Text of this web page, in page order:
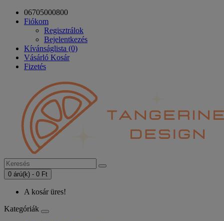
06705000800
Fiókom
Regisztrálok
Bejelentkezés
Kívánságlista (0)
Vásárló Kosár
Fizetés
0 árú(k) - 0 Ft
A kosár üres!
Kategóriák